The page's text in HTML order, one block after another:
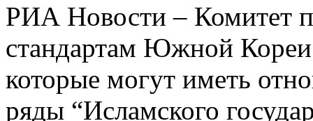
РИА Новости – Комитет
стандартам Южной Кореи
которые могут иметь
ряды “Исламского